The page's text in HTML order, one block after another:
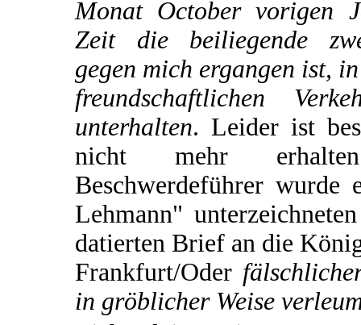
Monat October vorigen
Zeit die beiliegende
gegen mich ergangen ist,
freundschaftlichen
unterhalten. Leider ist
nicht mehr
Beschwerdeführer
Lehmann"
datierten Brief an die
Frankfurt/Oder
in gröblicher Weise